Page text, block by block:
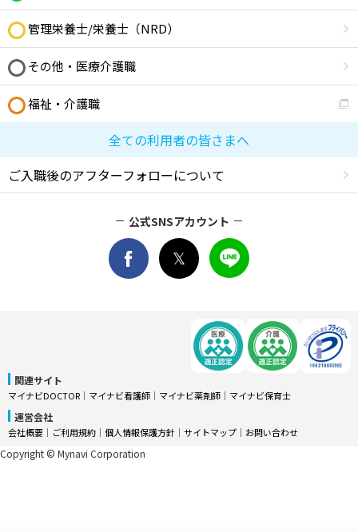
管理栄養士/栄養士（NRD）
その他・医療介護職
福祉・介護職
全ての利用者の皆さまへ
ご入職後のアフターフォローについて
公式SNSアカウント
関連サイト
マイナビDOCTOR │ マイナビ看護師 │ マイナビ薬剤師 │ マイナビ保育士
運営会社
会社概要 │ ご利用規約 │ 個人情報保護方針 │ サイトマップ │ お問い合わせ
Copyright © Mynavi Corporation